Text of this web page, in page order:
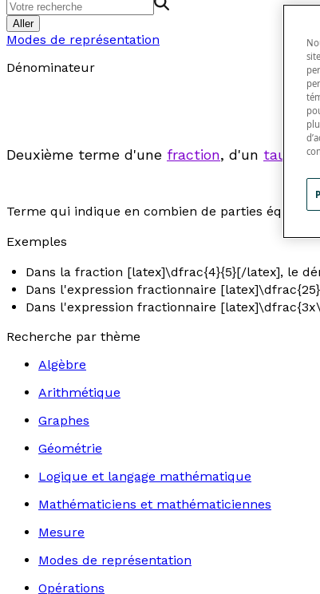
Aller
Modes de représentation
Dénominateur
Deuxième terme d'une fraction, d'un taux
Terme qui indique en combien de parties
Exemples
Dans la fraction [latex]\dfrac{4}{5}[/latex], le
Dans l'expression fractionnaire
Dans l'expression fractionnaire
Recherche par thème
Algèbre
Arithmétique
Graphes
Géométrie
Logique et langage mathématique
Mathématiciens et mathématiciennes
Mesure
Modes de représentation
Opérations